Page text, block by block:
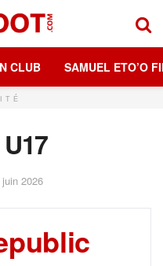
CLUB SAMUEL ETO’O
2026